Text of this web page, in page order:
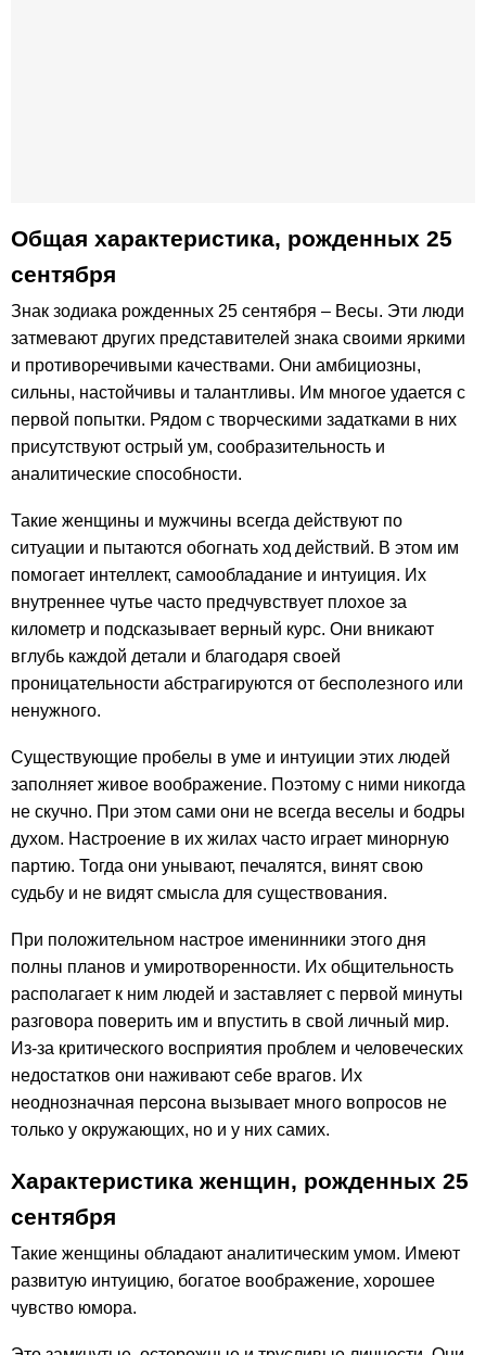
Общая характеристика, рожденных 25
сентября
Знак зодиака рожденных 25 сентября – Весы. Эти люди
затмевают других представителей знака своими яркими
и противоречивыми качествами. Они амбициозны,
сильны, настойчивы и талантливы. Им многое удается с
первой попытки. Рядом с творческими задатками в них
присутствуют острый ум, сообразительность и
аналитические способности.
Такие женщины и мужчины всегда действуют по
ситуации и пытаются обогнать ход действий. В этом им
помогает интеллект, самообладание и интуиция. Их
внутреннее чутье часто предчувствует плохое за
километр и подсказывает верный курс. Они вникают
вглубь каждой детали и благодаря своей
проницательности абстрагируются от бесполезного или
ненужного.
Существующие пробелы в уме и интуиции этих людей
заполняет живое воображение. Поэтому с ними никогда
не скучно. При этом сами они не всегда веселы и бодры
духом. Настроение в их жилах часто играет минорную
партию. Тогда они унывают, печалятся, винят свою
судьбу и не видят смысла для существования.
При положительном настрое именинники этого дня
полны планов и умиротворенности. Их общительность
располагает к ним людей и заставляет с первой минуты
разговора поверить им и впустить в свой личный мир.
Из-за критического восприятия проблем и человеческих
недостатков они наживают себе врагов. Их
неоднозначная персона вызывает много вопросов не
только у окружающих, но и у них самих.
Характеристика женщин, рожденных 25
сентября
Такие женщины обладают аналитическим умом. Имеют
развитую интуицию, богатое воображение, хорошее
чувство юмора.